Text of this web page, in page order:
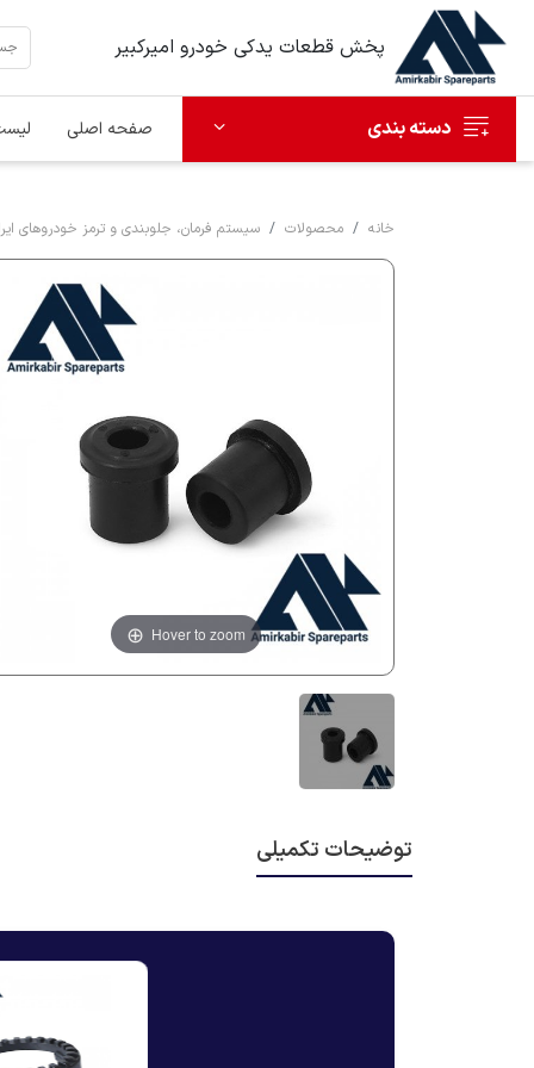
پخش قطعات یدکی خودرو امیرکبیر
دسته بندی صفحه اصلی
خانه محصولات سیستم فرمان، جلوبندی و ترمز خودروهای
Hover to zoom
توضیحات تکمیلی